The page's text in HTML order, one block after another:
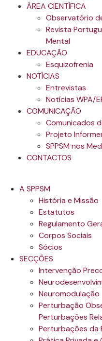
ÁREA CIENTÍFICA
Observatório
Revista
Mental
EDUCAÇÃO
Esquizofrenia
NOTÍCIAS
Entrevistas
Notícias WPA/
COMUNICAÇÃO
Comunicados
Projeto
SPPSM nos
CONTACTOS
A SPPSM
História e Missão
Estatutos
Regulamento
Corpos Sociais
Sócios
SECÇÕES
Intervenção
Neuromodulação
Perturbação
Perturbações
Perturbações da